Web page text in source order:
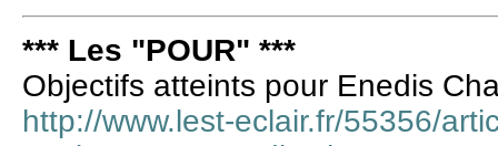
*** Les "POUR" ***
Objectifs atteints pour Enedis
http://www.lest-eclair.fr/55356/